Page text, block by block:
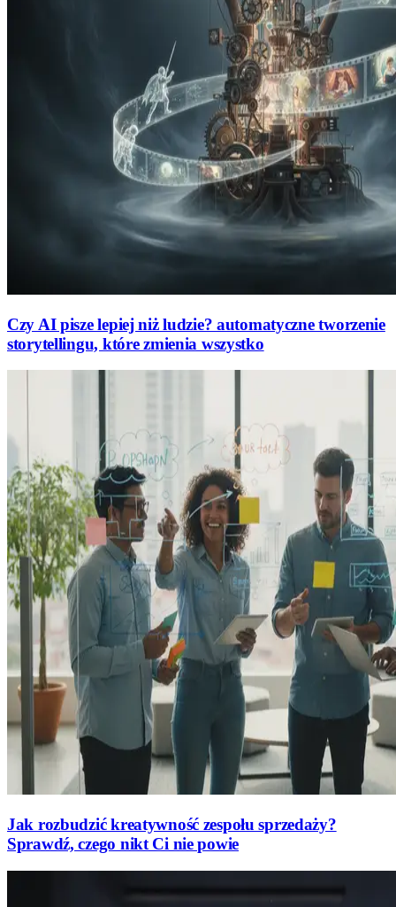
Czy AI pisze lepiej niż ludzie? automatyczne tworzenie
storytellingu, które zmienia wszystko
Jak rozbudzić kreatywność zespołu sprzedaży?
Sprawdź, czego nikt Ci nie powie